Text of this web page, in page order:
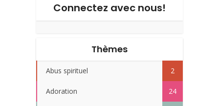
Connectez avec nous!
Thèmes
Abus spirituel 2
Adoration 24